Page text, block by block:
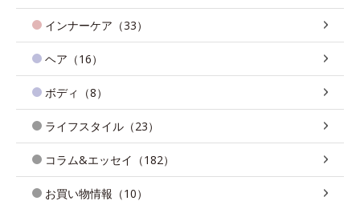
インナーケア（33）
ヘア（16）
ボディ（8）
ライフスタイル（23）
コラム&エッセイ（182）
お買い物情報（10）